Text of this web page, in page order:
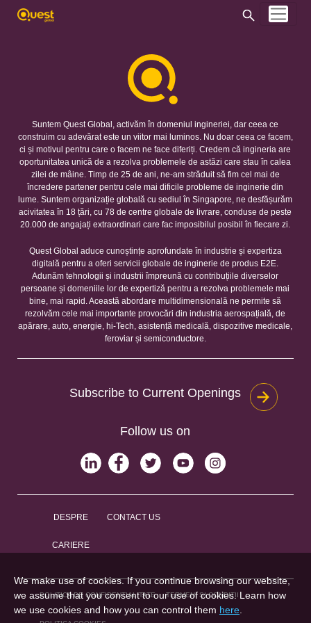
Suntem Quest Global, activăm în domeniul ingineriei, dar ceea ce
construim cu adevărat este un viitor mai luminos. Nu doar ceea ce facem,
ci și motivul pentru care o facem ne face diferiți. Credem că ingineria are
oportunitatea unică de a rezolva problemele de astăzi care stau în calea
zilei de mâine. Timp de 25 de ani, ne-am străduit să fim cel mai de
încredere partener pentru cele mai dificile probleme de inginerie din
lume. Suntem organizație globală cu sediul în Singapore, ne desfășurăm
acivitatea în 18 țări, cu 78 de centre globale de livrare, conduse de peste
20.000 de angajați extraordinari care fac imposibilul posibil în fiecare zi.
Quest Global aduce cunoștințe aprofundate în industrie și expertiza
digitală pentru a oferi servicii globale de inginerie de produs E2E.
Adunăm tehnologii și industrii împreună cu contribuțiile diverselor
persoane și domeniile lor de expertiză pentru a rezolva problemele mai
bine, mai rapid. Această abordare multidimensională ne permite să
rezolvăm cele mai importante provocări din industria aerospațială, de
apărare, auto, energie, hi-Tech, asistență medicală, dispozitive medicale,
feroviar și semiconductore.
Subscribe to Current Openings
Follow us on
DESPRE CONTACT US
CARIERE
POLITICA DE CONFIDENȚIALITATE TERMENI ȘI CONDIȚII
We make use of cookies. If you continue browsing our website,
we assume that you consent to our use of cookies. Learn how
we use cookies and how you can control them here